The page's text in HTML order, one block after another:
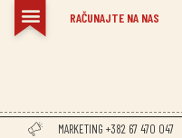
RAČUNAJTE NA NAS
MARKETING +382 67 470 047